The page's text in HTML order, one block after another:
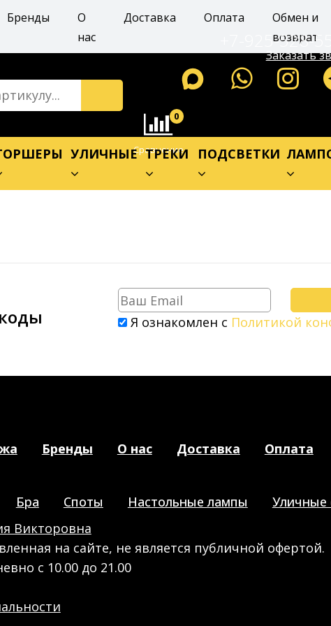
Бренды
О
нас
Доставка Оплата
Обмен и
возврат
+7-925-528-
Заказать
0
Сравнение
УЛИЧНЫЕ ТРЕКИ ПОДСВЕТКИ
Я ознакомлен с Политикой
Бренды О нас Доставка Оплата
Бра Споты Настольные лампы
Уличные
Викторовна
на сайте, не является публичной офертой.
с 10.00 до 21.00